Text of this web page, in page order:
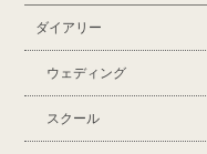
ダイアリー
ウェディング
スクール